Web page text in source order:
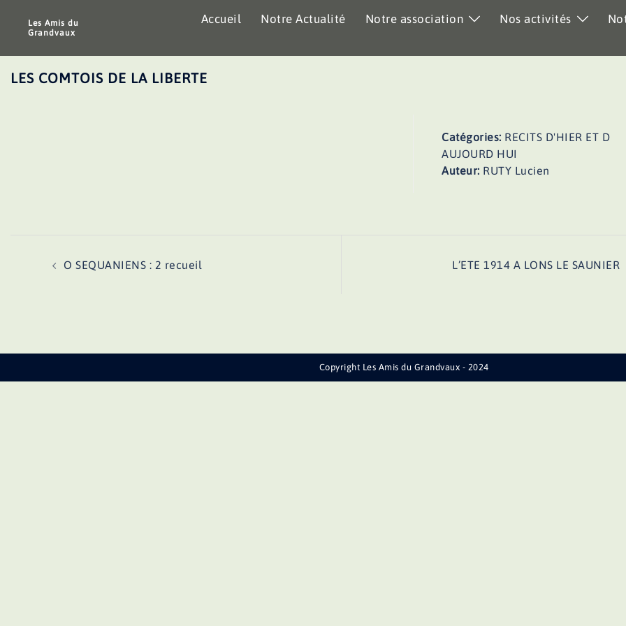
Les Amis du
Grandvaux
Accueil Notre Actualité Notre association Nos activités
LES COMTOIS DE LA LIBERTE
Catégories: RECITS D'HIER ET D
AUJOURD HUI
Auteur: RUTY Lucien
d’article
O SEQUANIENS : 2 recueil L’ETE 1914 A LONS LE SAUNIER
Copyright Les Amis du Grandvaux - 2024